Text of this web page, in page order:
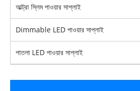
আল্ট্রা স্লিম পাওয়ার সাপ্লাই
Dimmable LED পাওয়ার সাপ্লাই
পাতলা LED পাওয়ার সাপ্লাই